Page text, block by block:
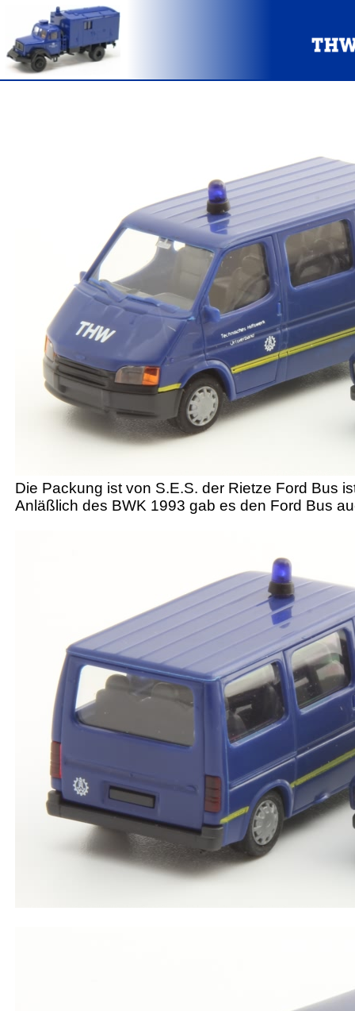
Die Packung ist von S.E.S. der Rietze Ford Bus
Anläßlich des BWK 1993 gab es den Ford Bus